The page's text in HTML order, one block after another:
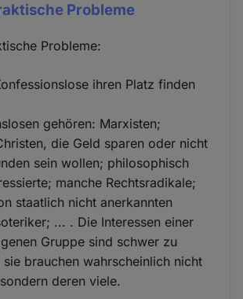
Probleme
Probleme:
ihren Platz finden
gehören: Marxisten;
die Geld sparen oder nicht
sein wollen; philosophisch
manche Rechtsradikale;
staatlich nicht anerkannten
... . Die Interessen einer
Gruppe sind schwer zu
brauchen wahrscheinlich nicht
deren viele.